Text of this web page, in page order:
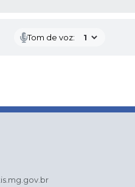
Tom de voz: